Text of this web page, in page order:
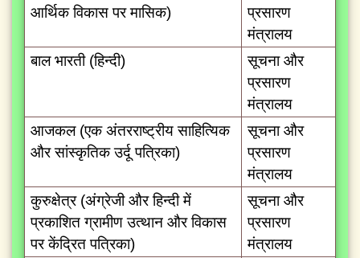
आर्थिक विकास पर मासिक)
प्रसारण
मंत्रालय
बाल भारती (हिन्दी)
सूचना और
प्रसारण
मंत्रालय
आजकल (एक अंतरराष्ट्रीय साहित्यिक
और सांस्कृतिक उर्दू पत्रिका)
सूचना और
प्रसारण
मंत्रालय
कुरुक्षेत्र (अंग्रेजी और हिन्दी में
प्रकाशित ग्रामीण उत्थान और विकास
पर केंद्रित पत्रिका)
सूचना और
प्रसारण
मंत्रालय